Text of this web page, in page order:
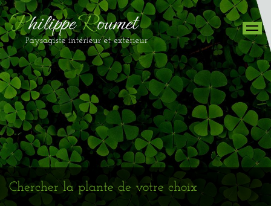
Chercher la plante de votre choix